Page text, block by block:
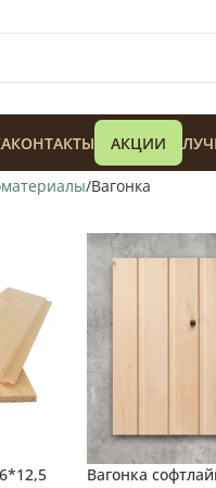
₸
КОНТАКТЫ АКЦИИ
Вагонка
Вагонка